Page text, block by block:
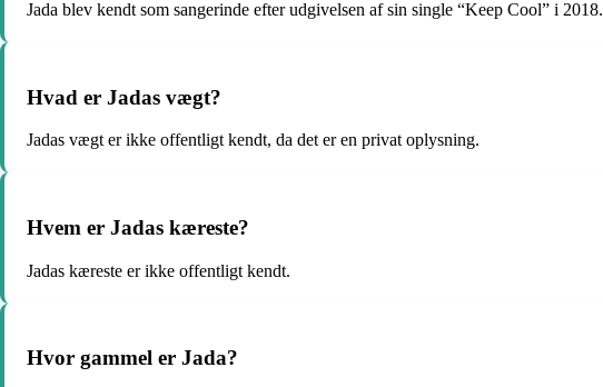
Jada blev kendt som sangerinde efter udgivelsen af sin single “Keep Cool” i 2018.
Hvad er Jadas vægt?
Jadas vægt er ikke offentligt kendt, da det er en privat oplysning.
Hvem er Jadas kæreste?
Jadas kæreste er ikke offentligt kendt.
Hvor gammel er Jada?